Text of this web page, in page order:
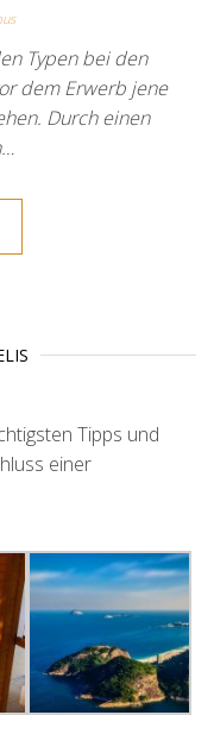
Typen bei den
dem Erwerb jene
Durch einen
Tipps und
einer